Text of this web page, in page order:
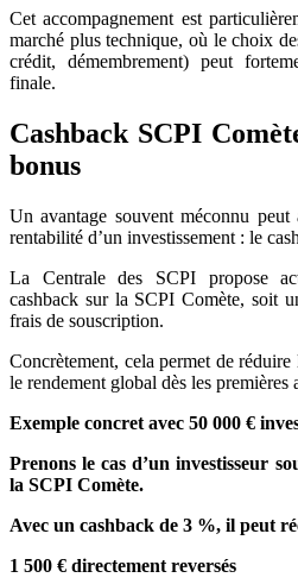
Cet accompagnement est
marché plus technique, où le choix
crédit, démembrement) peut
finale.
Cashback SCPI
bonus
Un avantage souvent méconnu
rentabilité d’un investissement : le
La Centrale des SCPI propose
cashback sur la SCPI Comète, soit
frais de souscription.
Concrètement, cela permet de réduire
le rendement global dès les premières
Exemple concret avec 50 000 €
Prenons le cas d’un investisseur
la SCPI Comète.
Avec un cashback de 3 %, il peut
1 500 € directement reversés